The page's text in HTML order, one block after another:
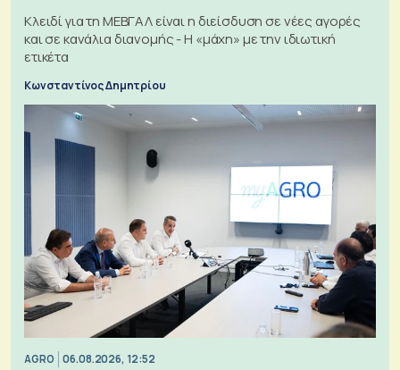
Κλειδί για τη ΜΕΒΓΑΛ είναι η διείσδυση σε νέες αγορές
και σε κανάλια διανομής - Η «μάχη» με την ιδιωτική
ετικέτα
Κωνσταντίνος Δημητρίου
AGRO 06.08.2026, 12:52